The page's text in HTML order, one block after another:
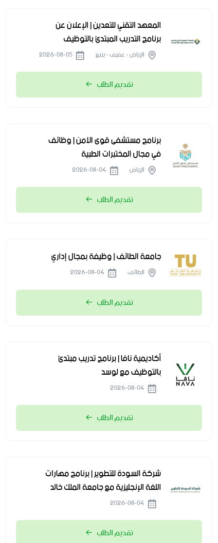
المعهد التقني للتعدين | الإعلان عن
برنامج التدريب المبتدئ بالتوظيف
الرياض - عفيف - ينبع
تقديم الطلب
برنامج مستشفى قوى الأمن | وظائف
في مجال المختبرات الطبية
الرياض
تقديم الطلب
جامعة الطائف | وظيفة بمجال إداري
الطائف
تقديم الطلب
أكاديمية نافا | برنامج تدريب مبتدئ
بالتوظيف مع لوسد
تقديم الطلب
شركة السودة للتطوير | برنامج مهارات
اللغة الإنجليزية مع جامعة الملك خالد
تقديم الطلب